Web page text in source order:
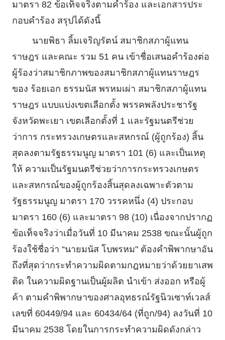
มาตรา 82 ข้อเท็จจริงตามคําร้อง และเอกสารประ
กอบคําร้อง สรุปได้ดังนี้
นายพิธา ลิ้มเจริญรัตน์ สมาชิกสภาผู้แทน
ราษฎร และคณะ รวม 51 คน เข้าชื่อเสนอคําร้องต่อ
ผู้ร้องว่าสมาชิกภาพของสมาชิกสภาผู้แทนราษฎร
ของ ร้อยเอก ธรรมนัส พรหมเผ่า สมาชิกสภาผู้แทน
ราษฎร แบบแบ่งเขตเลือกตั้ง พรรคพลังประชารัฐ
จังหวัดพะเยา เขตเลือกตั้งที่ 1 และรัฐมนตรีช่วย
ว่าการ กระทรวงเกษตรและสหกรณ์ (ผู้ถูกร้อง) สิ้น
สุดลงตามรัฐธรรมนูญ มาตรา 101 (6) และเป็นเหตุ
ให้ ความเป็นรัฐมนตรีช่วยว่าการกระทรวงเกษตร
และสหกรณ์ของผู้ถูกร้องสิ้นสุดลงเฉพาะตัวตาม
รัฐธรรมนูญ มาตรา 170 วรรคหนึ่ง (4) ประกอบ
มาตรา 160 (6) และมาตรา 98 (10) เนื่องจากปรากฏ
ข้อเท็จจริงว่าเมื่อวันที่ 10 มีนาคม 2538 ขณะนั้นผู้ถูก
ร้องใช้ชื่อว่า “นายมนัส โบพรหม" ต้องคําพิพากษาอัน
ถึงที่สุดว่ากระทําความผิดตามกฎหมายว่าด้วยยาเสพ
ติด ในความผิดฐานเป็นผู้ผลิต นําเข้า ส่งออก หรือผู้
ค้า ตามคําพิพากษาของศาลอุทธรณ์รัฐนิวเซาท์เวลส์
เลขที่ 60449/94 และ 60434/64 (ที่ถูก/94) ลงวันที่ 10
มีนาคม 2538 โดยในการกระทําความผิดดังกล่าว